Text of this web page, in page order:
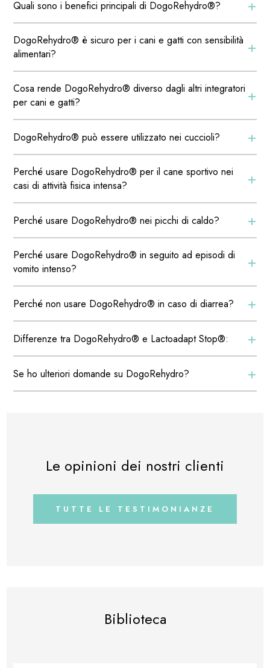
Quali sono i benefici principali di DogoRehydro®? +
DogoRehydro® è sicuro per i cani e gatti con sensibilità
alimentari?
+
Cosa rende DogoRehydro® diverso dagli altri integratori
per cani e gatti?
+
DogoRehydro® può essere utilizzato nei cuccioli? +
Perché usare DogoRehydro® per il cane sportivo nei
casi di attività fisica intensa?
+
Perché usare DogoRehydro® nei picchi di caldo? +
Perché usare DogoRehydro® in seguito ad episodi di
vomito intenso?
+
Perché non usare DogoRehydro® in caso di diarrea? +
Differenze tra DogoRehydro® e Lactoadapt Stop®: +
Se ho ulteriori domande su DogoRehydro? +
Le opinioni dei nostri clienti
TUTTE LE TESTIMONIANZE
Biblioteca